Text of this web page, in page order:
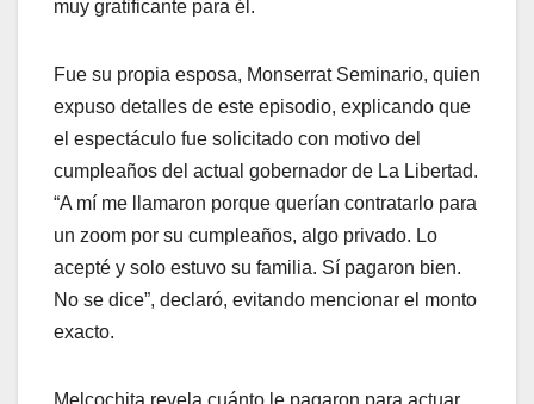
muy gratificante para él.
Fue su propia esposa, Monserrat Seminario, quien
expuso detalles de este episodio, explicando que
el espectáculo fue solicitado con motivo del
cumpleaños del actual gobernador de La Libertad.
“A mí me llamaron porque querían contratarlo para
un zoom por su cumpleaños, algo privado. Lo
acepté y solo estuvo su familia. Sí pagaron bien.
No se dice”, declaró, evitando mencionar el monto
exacto.